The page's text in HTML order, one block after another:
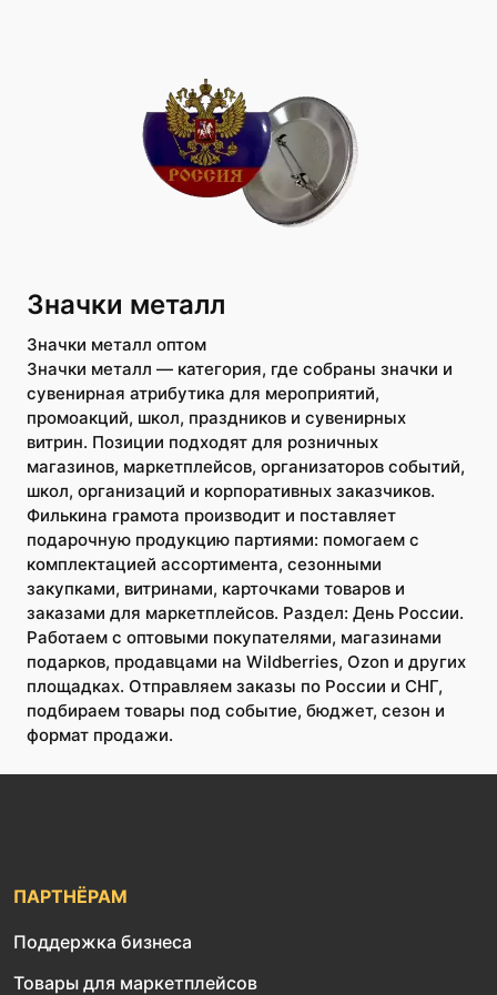
Значки металл
Значки металл оптом
Значки металл — категория, где собраны значки и
сувенирная атрибутика для мероприятий,
промоакций, школ, праздников и сувенирных
витрин. Позиции подходят для розничных
магазинов, маркетплейсов, организаторов событий,
школ, организаций и корпоративных заказчиков.
Филькина грамота производит и поставляет
подарочную продукцию партиями: помогаем с
комплектацией ассортимента, сезонными
закупками, витринами, карточками товаров и
заказами для маркетплейсов. Раздел: День России.
Работаем с оптовыми покупателями, магазинами
подарков, продавцами на Wildberries, Ozon и других
площадках. Отправляем заказы по России и СНГ,
подбираем товары под событие, бюджет, сезон и
формат продажи.
ПАРТНЁРАМ
Поддержка бизнеса
Товары для маркетплейсов